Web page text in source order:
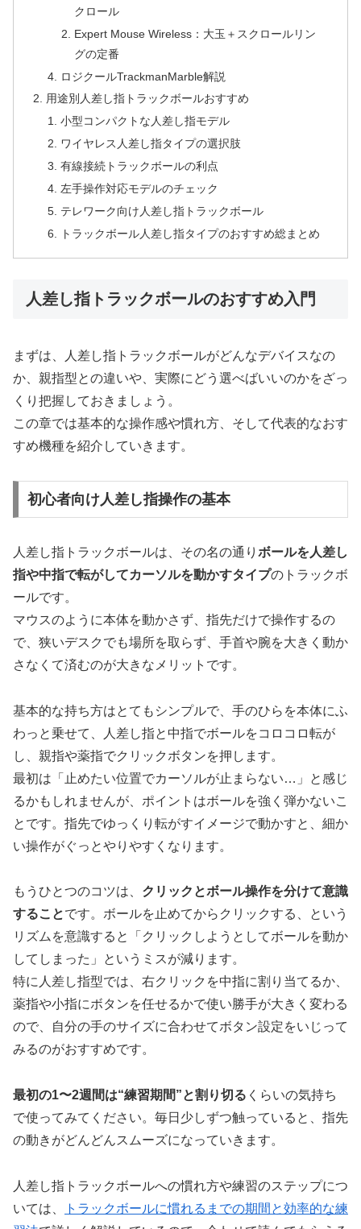
クロール
Expert Mouse Wireless：大玉＋スクロールリン
グの定番
ロジクールTrackmanMarble解説
用途別人差し指トラックボールおすすめ
小型コンパクトな人差し指モデル
ワイヤレス人差し指タイプの選択肢
有線接続トラックボールの利点
左手操作対応モデルのチェック
テレワーク向け人差し指トラックボール
トラックボール人差し指タイプのおすすめ総まとめ
人差し指トラックボールのおすすめ入門
まずは、人差し指トラックボールがどんなデバイスなの
か、親指型との違いや、実際にどう選べばいいのかをざっ
くり把握しておきましょう。
この章では基本的な操作感や慣れ方、そして代表的なおす
すめ機種を紹介していきます。
初心者向け人差し指操作の基本
人差し指トラックボールは、その名の通り ボールを人差し
指や中指で転がしてカーソルを動かすタイプのトラックボ
ールです。
マウスのように本体を動かさず、指先だけで操作するの
で、狭いデスクでも場所を取らず、手首や腕を大きく動か
さなくて済むのが大きなメリットです。
基本的な持ち方はとてもシンプルで、手のひらを本体にふ
わっと乗せて、人差し指と中指でボールをコロコロ転が
し、親指や薬指でクリックボタンを押します。
最初は「止めたい位置でカーソルが止まらない…」と感じ
るかもしれませんが、 ポイントはボールを強く弾かないこ
と です。指先でゆっくり転がすイメージで動かすと、細か
い操作がぐっとやりやすくなります。
もうひとつのコツは、 クリックとボール操作を分けて意識
することです。ボールを止めてからクリックする、という
リズムを意識すると「クリックしようとしてボールを動か
してしまった」というミスが減ります。
特に人差し指型では、右クリックを中指に割り当てるか、
薬指や小指にボタンを任せるかで使い勝手が大きく変わる
ので、自分の手のサイズに合わせてボタン設定をいじって
みるのがおすすめです。
最初の1〜2週間は“練習期間”と割り切る くらいの気持ち
で使ってみてください。毎日少しずつ触っていると、指先
の動きがどんどんスムーズになっていきます。
人差し指トラックボールへの慣れ方や練習のステップにつ
いては、
トラックボールに慣れるまでの期間と効率的な練